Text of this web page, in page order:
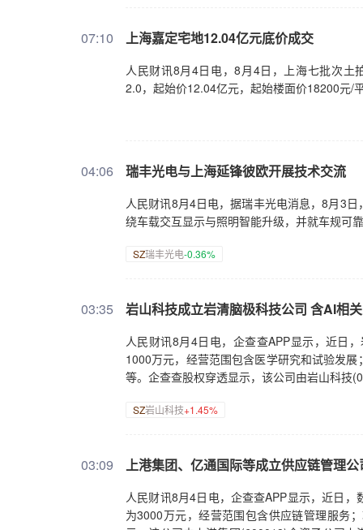
07:10 上海嘉定宅地12.04亿元底价成交
人民财讯8月4日电，8月4日，上海七批次土
2.0，起始价12.04亿元，起始楼面价18200元/
04:06 瑞丰光电与上海延锋彼欧开展技术交流
人民财讯8月4日电，据瑞丰光电消息，8月3
绕车载交互显示与照明智能升级，并就车规可
SZ瑞丰光电-0.36%
03:35 岩山科技成立岩清脑极科技公司 含AI相
人民财讯8月4日电，企查查APP显示，近日
1000万元，经营范围包含医学研究和试验发
等。企查查股权穿透显示，该公司由岩山科技
SZ岩山科技+1.45%
03:09 上港集团、亿通国际等成立供应链管理公
人民财讯8月4日电，企查查APP显示，近日
为3000万元，经营范围包含供应链管理服务